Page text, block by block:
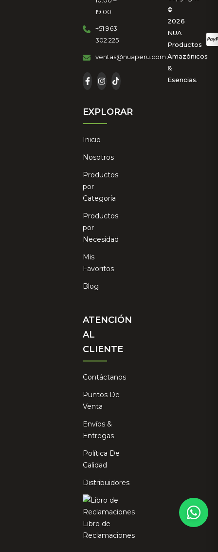
¿Te apasiona el mundo del
cuidado personal?
Te enseñamos cómo aprovechar la naturaleza para
tu bienestar. Únete y recibe nuestros mejores
consejos y ofertas.
19:00
+51 963
302 225
ventas@nuaperu.com
EXPLORAR
Inicio
Nosotros
Productos
por
Categoría
Productos
por
Necesidad
Mis
Favoritos
Blog
ATENCIÓN
AL
CLIENTE
Contáctanos
Puntos De
Venta
Envíos &
Entregas
Política De
Calidad
Distribuidores
Libro de
Reclamaciones
©
2026
NUA
Productos
Amazónicos
&
Esencias.